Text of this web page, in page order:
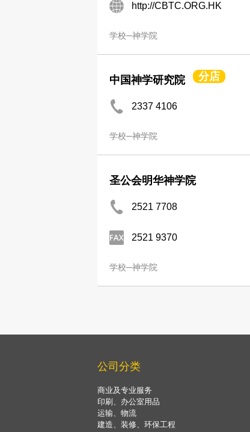
http://CBTC.ORG.HK
学校─神学院
中国神学研究院 分店
2337 4106
学校─神学院
圣公会明华神学院
2521 7708
2521 9370
学校─神学院
公司分类
商业及专业服务
印刷、办公室用品
运输、物流
建造、装修、环保工程